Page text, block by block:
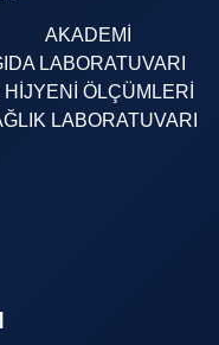
AKADEMİ
LABORATUVARI
HİJYENİ ÖLÇÜMLERİ
LABORATUVARI